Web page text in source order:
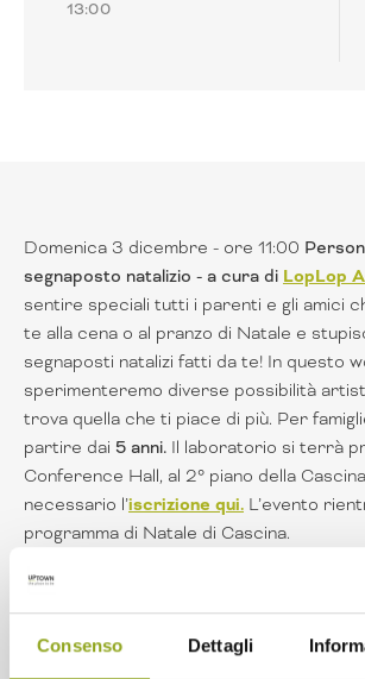
Consenso Dettagli
13:00
Domenica 3 dicembre - ore 11:00
segnaposto natalizio - a cura di LopLop
sentire speciali tutti i parenti e gli amici
te alla cena o al pranzo di Natale e
segnaposti natalizi fatti da te! In questo
sperimenteremo diverse possibilità
trova quella che ti piace di più. Per
partire dai 5 anni. Il laboratorio si terrà
Conference Hall, al 2° piano della
necessario l’iscrizione qui. L’evento
programma di Natale di Cascina.